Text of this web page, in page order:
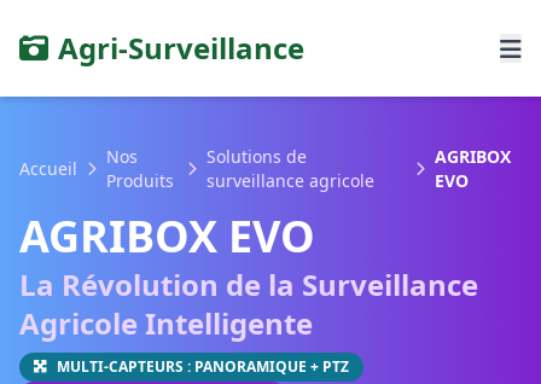
Agri-Surveillance
Accueil
Nos
Produits
Solutions de
surveillance agricole
AGRIBOX
EVO
AGRIBOX EVO
La Révolution de la Surveillance
Agricole Intelligente
MULTI-CAPTEURS : PANORAMIQUE + PTZ